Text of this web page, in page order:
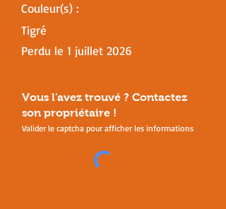
Couleur(s) :
Tigré
Perdu le1 juillet 2026
Vous l'avez trouvé ? Contactez
son propriétaire !
Valider le captcha pour afficher les informations